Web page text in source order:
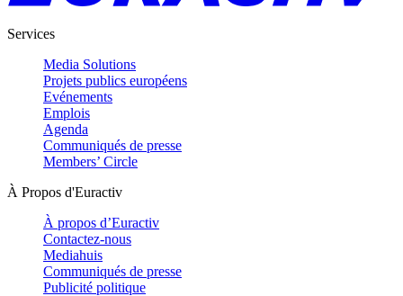
Services
Media Solutions
Projets publics européens
Evénements
Emplois
Agenda
Communiqués de presse
Members’ Circle
À Propos d'Euractiv
À propos d’Euractiv
Contactez-nous
Mediahuis
Communiqués de presse
Publicité politique